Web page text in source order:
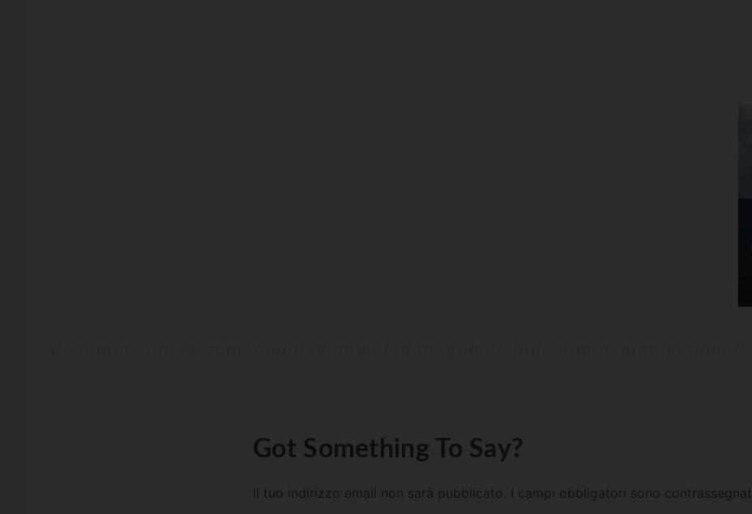
Got Something To Say?
Il tuo indirizzo email non sarà pubblicato. I campi obbligatori sono contrassegnati